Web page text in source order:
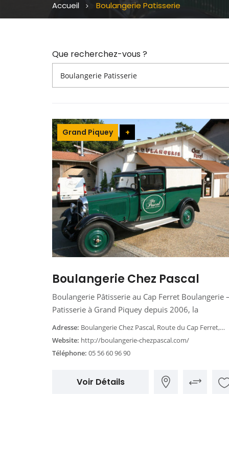
Accueil Boulangerie Patisserie
Que recherchez-vous ?
Grand Piquey +
Boulangerie Chez Pascal
Boulangerie Pâtisserie au Cap Ferret Boulangerie
Patisserie à Grand Piquey depuis 2006, la
Adresse: Boulangerie Chez Pascal, Route du Cap Ferret, Lège-Cap-Ferret, France
Website: http://boulangerie-chezpascal.com/
Téléphone: 05 56 60 96 90
Voir Détails